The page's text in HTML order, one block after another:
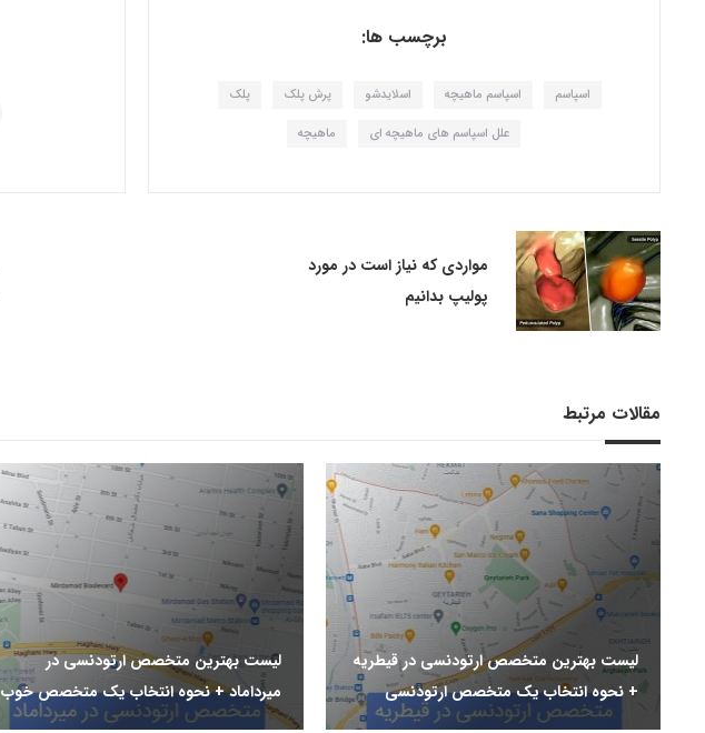
برچسب ها:
اسپاسم اسپاسم ماهیچه اسلایدشو پرش پلک پلک
علل اسپاسم های ماهیچه ای ماهیچه
مواردی که نیاز است در مورد
پولیپ بدانیم
مقالات مرتبط
لیست بهترین متخصص ارتودنسی در قیطریه
+ نحوه انتخاب یک متخصص ارتودنسی
لیست بهترین متخصص ارتودنسی در
میرداماد + نحوه انتخاب یک متخصص خوب